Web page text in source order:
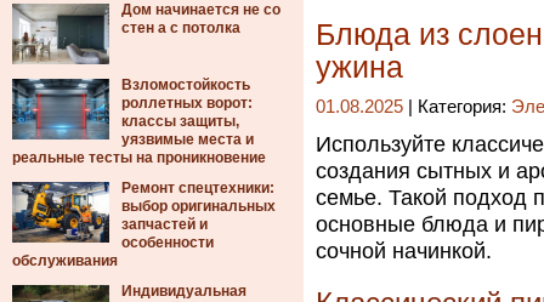
Дом начинается не со
стен а с потолка
Взломостойкость
роллетных ворот:
классы защиты,
уязвимые места и
реальные тесты на проникновение
Ремонт спецтехники:
выбор оригинальных
запчастей и
особенности
обслуживания
Индивидуальная
Блюда из
ужина
01.08.2025 | Категория:
Используйте
создания сытных и
семье. Такой подход
основные блюда и
сочной начинкой.